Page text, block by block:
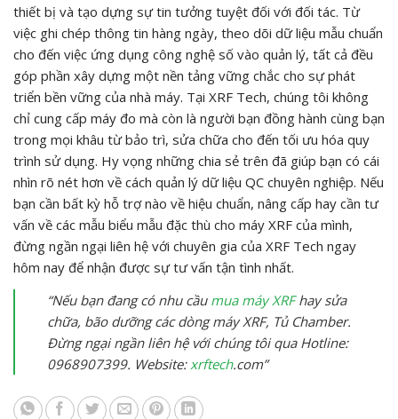
thiết bị và tạo dựng sự tin tưởng tuyệt đối với đối tác. Từ
việc ghi chép thông tin hàng ngày, theo dõi dữ liệu mẫu chuẩn
cho đến việc ứng dụng công nghệ số vào quản lý, tất cả đều
góp phần xây dựng một nền tảng vững chắc cho sự phát
triển bền vững của nhà máy. Tại XRF Tech, chúng tôi không
chỉ cung cấp máy đo mà còn là người bạn đồng hành cùng bạn
trong mọi khâu từ bảo trì, sửa chữa cho đến tối ưu hóa quy
trình sử dụng. Hy vọng những chia sẻ trên đã giúp bạn có cái
nhìn rõ nét hơn về cách quản lý dữ liệu QC chuyên nghiệp. Nếu
bạn cần bất kỳ hỗ trợ nào về hiệu chuẩn, nâng cấp hay cần tư
vấn về các mẫu biểu mẫu đặc thù cho máy XRF của mình,
đừng ngần ngại liên hệ với chuyên gia của XRF Tech ngay
hôm nay để nhận được sự tư vấn tận tình nhất.
“Nếu bạn đang có nhu cầu mua máy XRFhay sửa
chữa, bão dưỡng các dòng máy XRF, Tủ Chamber.
Đừng ngại ngần liên hệ với chúng tôi qua Hotline:
0968907399. Website: xrftech.com”